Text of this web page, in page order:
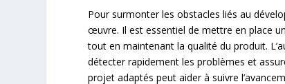
Pour surmonter les obstacles liés au
œuvre. Il est essentiel de mettre en place
tout en maintenant la qualité du produit.
détecter rapidement les problèmes et
projet adaptés peut aider à suivre